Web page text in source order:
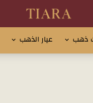
تيارا للذهب
ذهب عيار الذهب